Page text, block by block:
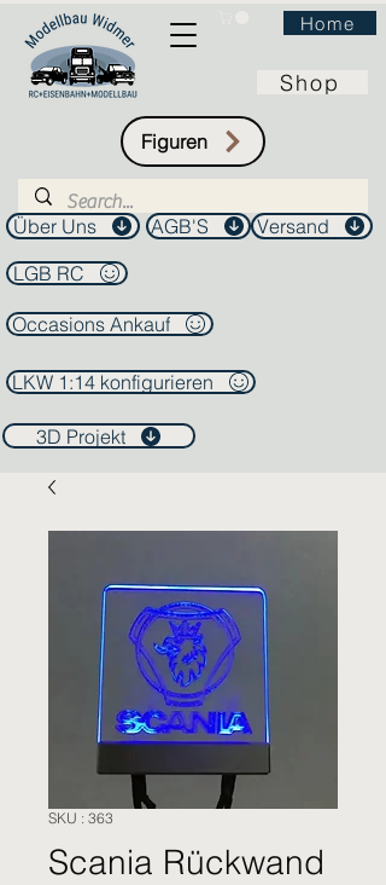
Home
Shop
Figuren
Über Uns AGB'S
Versand
LGB RC
Occasions Ankauf
LKW 1:14 konfigurieren
3D Projekt
SKU : 363
Scania Rückwand